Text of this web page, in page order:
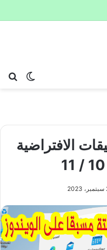
الوضع
الافتراضية